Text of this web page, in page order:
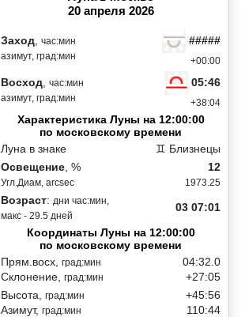
20 апреля 2026
Заход час:мин
азимут, град:мин
#####
+00:00
Восход час:мин
азимут, град:мин
05:46
+38:04
Характеристика Луны на 12:00:00
по московскому времени
Луна в знаке
♊ Близнецы
Освещение , %
Угл.Диам, arcsec
12
1973.25
Возраст: дни час:мин,
макс - 29.5 дней
03 07:01
Координаты Луны на 12:00:00
по московскому времени
Прям.восх, град:мин
Склонение, град:мин
04:32.0
+27:05
Высота, град:мин
Азимут, град:мин
+45:56
110:44